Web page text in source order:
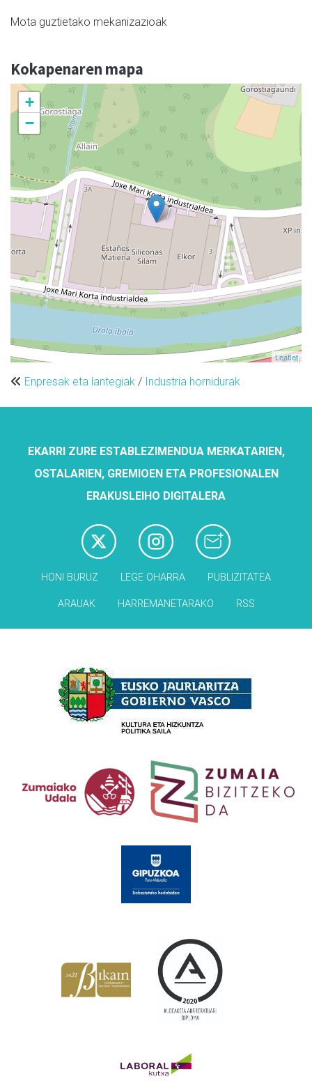
Mota guztietako mekanizazioak
Kokapenaren mapa
+
−
Leaflet
Enpresak eta lantegiak / Industria hornidurak
EKARRI ZURE ESTABLEZIMENDUA MERKATARIEN,
OSTALARIEN, GREMIOEN ETA PROFESIONALEN
ERAKUSLEIHO DIGITALERA
HONI BURUZ LEGE OHARRA PUBLIZITATEA
ARAUAK HARREMANETARAKO RSS